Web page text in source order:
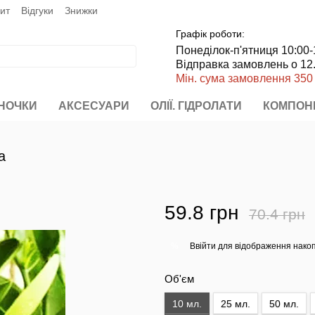
Відгуки Знижки
Графік роботи:
Понеділок-п'ятниця
Відправка замовлень о
Мін. сума замовлення 350
АКСЕСУАРИ ОЛІЇ. ГІДРОЛАТИ
59.8 грн 70.4 грн
Ввійти для відображення
Об'єм
10 мл. 25 мл. 50 мл.